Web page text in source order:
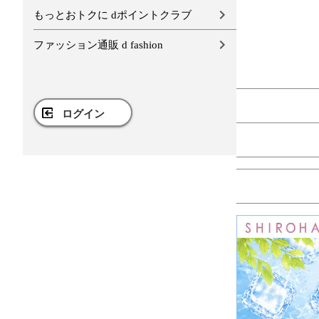
もっとおトクに dポイントクラブ
ファッション通販 d fashion
ログイン